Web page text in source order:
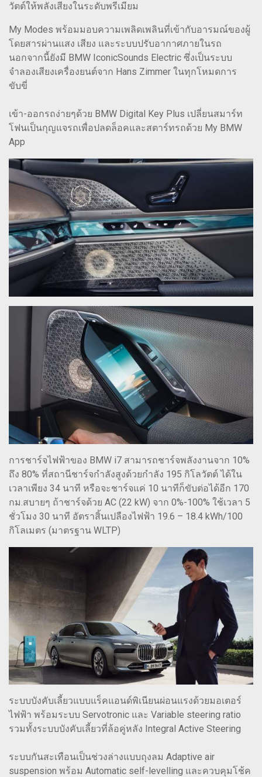
วัตต์ให้พลังเสียงในระดับพรีเมียม
My Modes พร้อมมอบความเพลิดเพลินที่เข้ากับอารมณ์ของผู้
โดยสารผ่านแสง เสียง และระบบปรับอากาศภายในรถ
นอกจากนี้ยังมี BMW IconicSounds Electric ซึ่งเป็นระบบ
จำลองเสียงเครื่องยนต์จาก Hans Zimmer ในทุกโหมดการ
ขับขี่
เข้า-ออกรถง่ายๆด้วย BMW Digital Key Plus เปลี่ยนสมาร์ท
โฟนเป็นกุญแจรถเพื่อปลดล็อคและสตาร์ทรถด้วย My BMW
App
การชาร์จไฟฟ้าของ BMW i7 สามารถชาร์จพลังงานจาก 10%
ถึง 80% ที่สถานีชาร์จกำลังสูงด้วยกำลัง 195 กิโลวัตต์ ได้ใน
เวลาเพียง 34 นาที หรือจะชาร์จแค่ 10 นาทีก็ขับต่อได้อีก 170
กม.สบายๆ ถ้าชาร์จด้วย AC (22 kW) จาก 0%-100% ใช้เวลา 5
ชั่วโมง 30 นาที อัตราสิ้นเปลืองไฟฟ้า 19.6 – 18.4 kWh/100
กิโลเมตร (มาตรฐาน WLTP)
ระบบบังคับเลี้ยวแบบแร็คแอนด์พิเนียนผ่อนแรงด้วยมอเตอร์
ไฟฟ้า พร้อมระบบ Servotronic และ Variable steering ratio
รวมทั้งระบบบังคับเลี้ยวที่ล้อคู่หลัง Integral Active Steering
ระบบกันสะเทือนเป็นช่วงล่างแบบถุงลม Adaptive air
suspension พร้อม Automatic self-levelling และควบคุมโช้ค